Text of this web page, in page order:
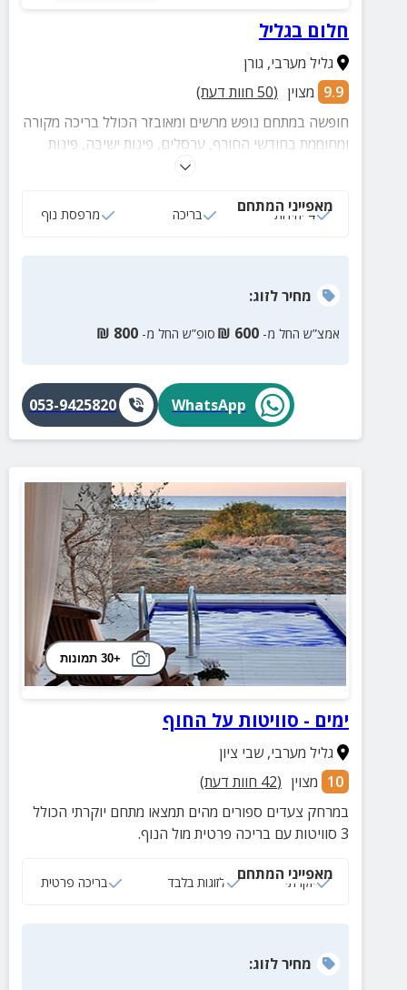
חלום בגליל
גליל מערבי, גורן
9.9 מצוין (
50 חוות דעת)
חופשה במתחם נופש מרשים ומאובזר הכולל בריכה מקורה
ומחוממת בחודשי החורף, ערסלים, פינות ישיבה, פינות
מאפייני המתחם
4 יחידות בריכה מרפסת נוף
מחירלזוג:
אמצ”ש החל מ- 600
₪ סופ”ש החל מ- 800
₪
WhatsApp
053-9425820
+30 תמונות
ימים - סוויטות על החוף
גליל מערבי,שבי ציון
10 מצוין (
42 חוות דעת)
במרחק צעדים ספורים מהים תמצאו מתחם יוקרתי הכולל
3 סוויטות עם בריכה פרטית מול הנוף.
מאפייני המתחם
יוקרתי לזוגות בלבד בריכה פרטית
מחירלזוג: